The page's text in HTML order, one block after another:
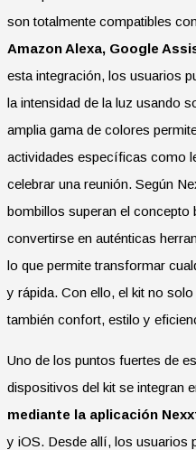
son totalmente compatibles
Amazon Alexa, Google
esta integración, los usuarios
la intensidad de la luz usando
amplia gama de colores
actividades específicas como
celebrar una reunión. Según
bombillos superan el concepto
convertirse en auténticas
lo que permite transformar
y rápida. Con ello, el kit no
también confort, estilo y
Uno de los puntos fuertes de
dispositivos del kit se integran
mediante la aplicación
y iOS. Desde allí, los usuarios